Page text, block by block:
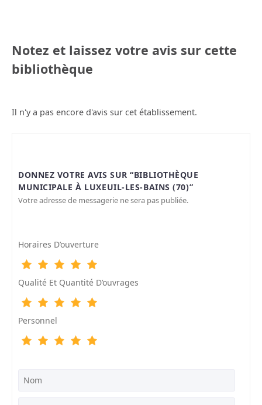
Notez et laissez votre avis sur cette
bibliothèque
Il n'y a pas encore d'avis sur cet établissement.
DONNEZ VOTRE AVIS SUR “BIBLIOTHÈQUE
MUNICIPALE À LUXEUIL-LES-BAINS (70)”
Votre adresse de messagerie ne sera pas publiée.
Horaires D’ouverture
Qualité Et Quantité D’ouvrages
Personnel